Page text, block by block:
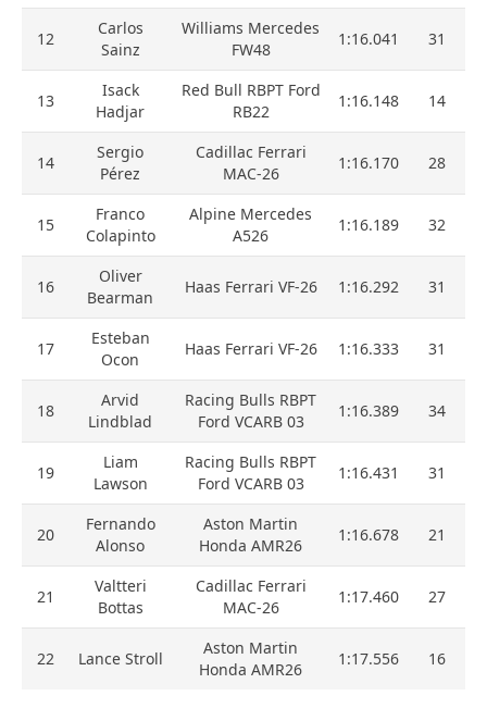
12
Carlos
Sainz
Williams Mercedes
FW48
1:16.041 31
13
Isack
Hadjar
Red Bull RBPT Ford
RB22
1:16.148 14
14
Sergio
Pérez
Cadillac Ferrari
MAC-26
1:16.170 28
15
Franco
Colapinto
Alpine Mercedes
A526
1:16.189 32
16
Oliver
Bearman
Haas Ferrari VF-26 1:16.292 31
17
Esteban
Ocon
Haas Ferrari VF-26 1:16.333 31
18
Arvid
Lindblad
Racing Bulls RBPT
Ford VCARB 03
1:16.389 34
19
Liam
Lawson
Racing Bulls RBPT
Ford VCARB 03
1:16.431 31
20
Fernando
Alonso
Aston Martin
Honda AMR26
1:16.678 21
21
Valtteri
Bottas
Cadillac Ferrari
MAC-26
1:17.460 27
22 Lance Stroll
Aston Martin
Honda AMR26
1:17.556 16